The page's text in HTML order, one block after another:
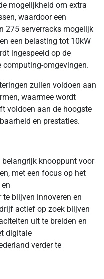
mogelijkheid om extra
waardoor een
275 serverracks mogelijk
een belasting tot 10kW
ingespeeld op de
computing-omgevingen.
zullen voldoen aan
waarmee wordt
voldoen aan de hoogste
en prestaties.
belangrijk knooppunt voor
met een focus op het
blijven innoveren en
actief op zoek blijven
uit te breiden en
digitale
verder te